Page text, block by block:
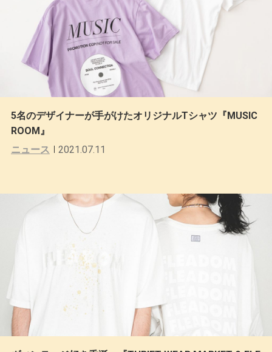
5名のデザイナーが手がけたオリジナルTシャツ『MUSIC
ROOM』
ニュース
2021.07.11